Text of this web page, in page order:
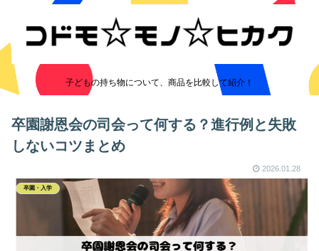
子どもの持ち物について、商品を比較して紹介！
卒園謝恩会の司会って何する？進行例と失敗
しないコツまとめ
2026.01.28
卒園・入学